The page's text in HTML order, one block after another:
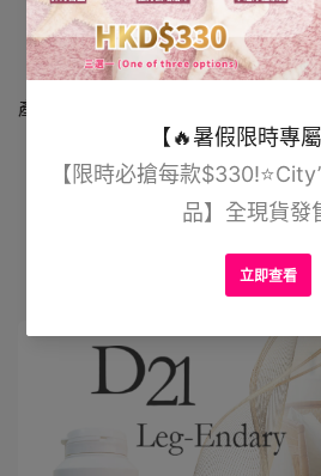
兩盒——為基本療程，增進乳房
三盒——為完整療程，維持膠原
垂問題，增大效果保持永久
產品詳情：
D21 LEG-ENDARY